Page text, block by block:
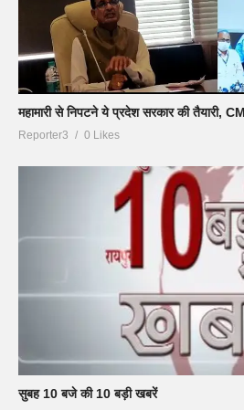
महामारी से निपटने ये प्रदेश सरकार की तैयारी,
Reporter3 0 Likes
सुबह 10 बजे की 10 बड़ी खबरें